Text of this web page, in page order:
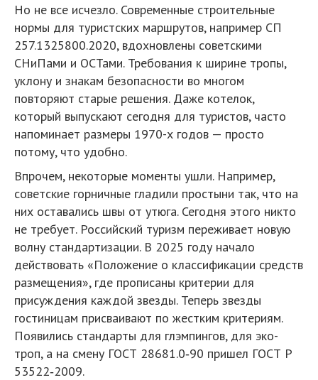
Но не все исчезло. Современные строительные
нормы для туристских маршрутов, например СП
257.1325800.2020, вдохновлены советскими
СНиПами и ОСТами. Требования к ширине тропы,
уклону и знакам безопасности во многом
повторяют старые решения. Даже котелок,
который выпускают сегодня для туристов, часто
напоминает размеры 1970-х годов — просто
потому, что удобно.
Впрочем, некоторые моменты ушли. Например,
советские горничные гладили простыни так, что на
них оставались швы от утюга. Сегодня этого никто
не требует. Российский туризм переживает новую
волну стандартизации. В 2025 году начало
действовать «Положение о классификации средств
размещения», где прописаны критерии для
присуждения каждой звезды. Теперь звезды
гостиницам присваивают по жестким критериям.
Появились стандарты для глэмпингов, для эко-
троп, а на смену ГОСТ 28681.0‑90 пришел ГОСТ Р
53522‑2009.